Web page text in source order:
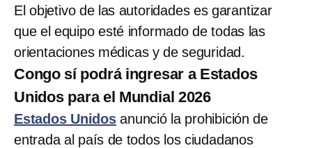
El objetivo de las autoridades es garantizar
que el equipo esté informado de todas las
orientaciones médicas y de seguridad.
Congo sí podrá ingresar a Estados
Unidos para el Mundial 2026
Estados Unidos anunció la prohibición de
entrada al país de todos los ciudadanos